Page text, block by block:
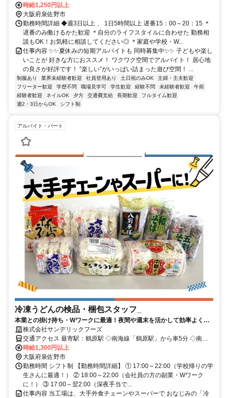
佐野駅 車 8分 ◆南海空港線 泉佐野駅 車 8分 ◆南海電気鉄道 二色浜駅
車 9分 ◆南海電気鉄道 鶴原駅 車 10分
時給1,250円以上
大阪府泉佐野市
勤務時間詳細 ◆週3日以上 、 1日5時間以上 遅番15：00～20：15 ＊
遅番のみ働けるかた歓迎 ＊自分のライフスタイルに合わせた 勤務相
談もOK！お気軽に相談してください◎ ＊家庭や学校・W...
仕事内容 ✨✨夏休みの短期アルバイトも 同時募集中✨✨ 子どもや楽し
いことが 好きな方におススメ！ ワクワク空間でアルバイト！ 居心地
の良さが好評です！ ”楽しい”がいっぱい詰まった遊び空間！ ...
制服あり 業界未経験者歓迎 社員登用あり 土日祝のみOK
主婦・主夫歓迎
フリーター歓迎
学歴不問 職場見学可 学生歓迎 経験不問 未経験者歓迎
午前
経験者歓迎
ネイルOK 夕方 交通費支給 長期歓迎
フルタイム歓迎
週2・3日からOK
シフト制
アルバイト・パート
冷凍うどんの検品・梱包スタッフ_
本業との掛け持ち・Wワークに最適！夜間や週末を活かして効率よく収
入アップ。 未経験から始められるシンプルな冷凍うどんの検品・梱包ス
タッフ！
株式会社サンデリックフーズ
交通アクセス 最寄駅：鶴原駅 ◇南海線「鶴原駅」から車5分 ◇南海
線「二色浜駅」から車8分 ◇南海線「井原里駅」から車8分 ◇南海空
港線「泉佐野駅」から車10分 ◇南海線「泉佐野駅」から車10分 ※
車・バイク・自転車通勤可
時給1,300円以上
大阪府泉佐野市
勤務時間 シフト制 【勤務時間詳細】 ① 17:00～22:00（学校帰りの学
生さんに最適！） ② 18:00～22:00（会社員の方の副業・Wワーク
に！） ③ 17:00～翌2:00（深夜手当で...
仕事内容 当工場は、大手外食チェーンやスーパーで おなじみの「冷